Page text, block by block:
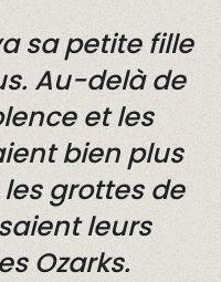
sa petite fille
Au-delà de
et les
bien plus
grottes de
leurs
Ozarks.